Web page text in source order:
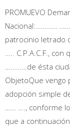
PROMUEVO
Nacional:…………
patrocinio letrado
….. C.P.A.C.F.,
…………de ésta
ObjetoQue vengo
adopción simple
…… …., conforme
que a